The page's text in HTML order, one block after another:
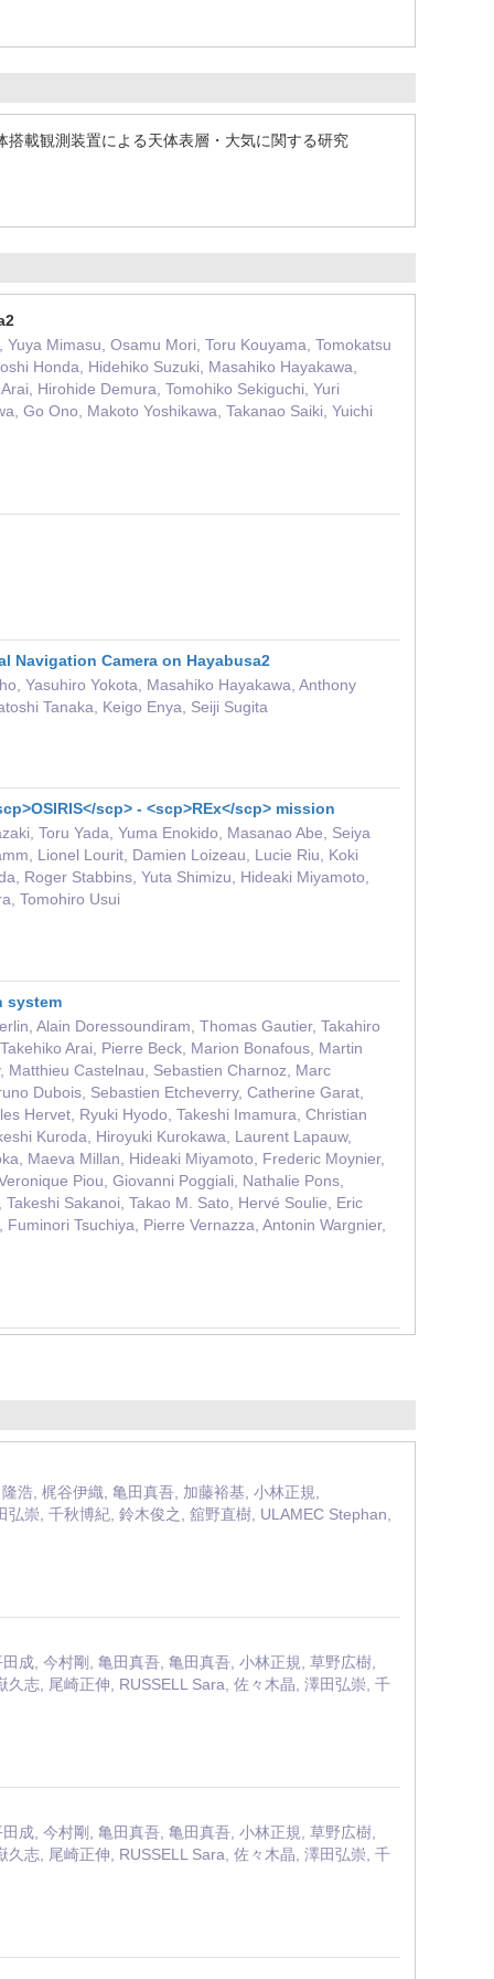
載観測装置による天体表層・大気に関する研究
Mimasu, Osamu Mori, Toru Kouyama, Tomokatsu
Honda, Hidehiko Suzuki, Masahiko Hayakawa,
Hirohide Demura, Tomohiko Sekiguchi, Yuri
Go Ono, Makoto Yoshikawa, Takanao Saiki, Yuichi
Navigation Camera on Hayabusa2
Yasuhiro Yokota, Masahiko Hayakawa, Anthony
Tanaka, Keigo Enya, Seiji Sugita
scp> ‐ <scp>REx</scp> mission
Toru Yada, Yuma Enokido, Masanao Abe, Seiya
Lionel Lourit, Damien Loizeau, Lucie Riu, Koki
Roger Stabbins, Yuta Shimizu, Hideaki Miyamoto,
Tomohiro Usui
system
Alain Doressoundiram, Thomas Gautier, Takahiro
Arai, Pierre Beck, Marion Bonafous, Martin
Matthieu Castelnau, Sebastien Charnoz, Marc
Dubois, Sebastien Etcheverry, Catherine Garat,
Hervet, Ryuki Hyodo, Takeshi Imamura, Christian
Kuroda, Hiroyuki Kurokawa, Laurent Lapauw,
Maeva Millan, Hideaki Miyamoto, Frederic Moynier,
Piou, Giovanni Poggiali, Nathalie Pons,
Sakanoi, Takao M. Sato, Hervé Soulie, Eric
Tsuchiya, Pierre Vernazza, Antonin Wargnier,
浩, 梶谷伊織, 亀田真吾, 加藤裕基, 小林正規,
崇, 千秋博紀, 鈴木俊之, 舘野直樹, ULAMEC Stephan,
成, 今村剛, 亀田真吾, 亀田真吾, 小林正規, 草野広樹,
志, 尾崎正伸, RUSSELL Sara, 佐々木晶, 澤田弘崇, 千
成, 今村剛, 亀田真吾, 亀田真吾, 小林正規, 草野広樹,
志, 尾崎正伸, RUSSELL Sara, 佐々木晶, 澤田弘崇, 千